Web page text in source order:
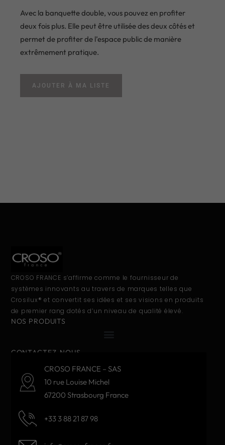
Avec la banquette double, vous pouvez en profiter
deux fois plus. Elle peut être utilisée des deux côtés et
permet de profiter de l’espace public de manière
extrêmement pratique.
AJOUTER À MA LISTE
CROSO FRANCE s’affirme comme le fournisseur de
systèmes innovants au travers de marques telles que
Crosilux® et convertit ses idées et ses visions en produits
de premier rang dotés d’un niveau de qualité élevé.
NOS PRODUITS
CONTACTEZ-NOUS
CROSO FRANCE – SAS
10 rue Louise Michel
67200 Strasbourg France
+33 3 88 21 87 98